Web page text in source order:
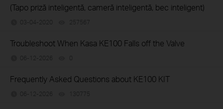
(Tapo priză inteligentă, cameră inteligentă, bec inteligent)
03-04-2020 257567
Troubleshoot When Kasa KE100 Falls off the Valve
06-12-2026 0
Frequently Asked Questions about KE100 KIT
06-12-2026 130775